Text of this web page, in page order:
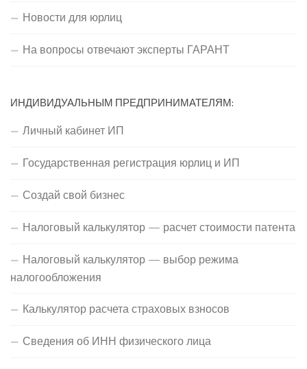
Новости для юрлиц
На вопросы отвечают эксперты ГАРАНТ
ИНДИВИДУАЛЬНЫМ ПРЕДПРИНИМАТЕЛЯМ:
Личный кабинет ИП
Государственная регистрация юрлиц и ИП
Создай свой бизнес
Налоговый калькулятор — расчет стоимости патента
Налоговый калькулятор — выбор режима
налогообложения
Калькулятор расчета страховых взносов
Сведения об ИНН физического лица